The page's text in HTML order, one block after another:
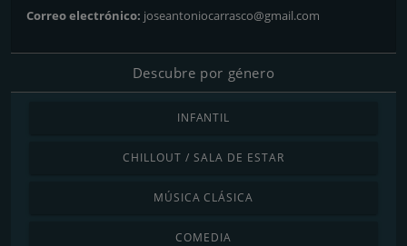
Correo electrónico: joseantoniocarrasco@gmail.com
Descubre por género
INFANTIL
CHILLOUT / SALA DE ESTAR
MÚSICA CLÁSICA
COMEDIA